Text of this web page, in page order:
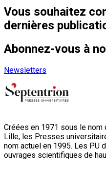
Vous souhaitez
dernières
Abonnez-vous à
Newsletters
Créées en 1971 sous le
Lille, les Presses
nom actuel en 1995. Les PU
ouvrages scientifiques de